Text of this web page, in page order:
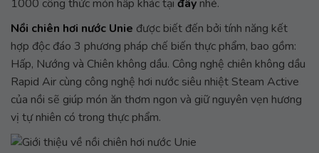
1000 công thức món hấp khác tại đây nhé.
Nồi chiên hơi nước Unie được biết đến bởi tính năng kết
hợp độc đáo 3 phương pháp chế biến thực phẩm, bao gồm:
Hấp, Nướng và Chiên không dầu. Công nghệ chiên không dầu
Rapid Air cùng công nghệ hơi nước siêu nhiệt Steam Active
của nồi sẽ giúp món ăn thơm ngon và giữ nguyên vẹn hương
vị tự nhiên có trong thực phẩm.